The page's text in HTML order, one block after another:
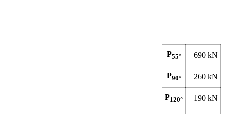
P55° 690 kN
P90° 260 kN
P120° 190 kN